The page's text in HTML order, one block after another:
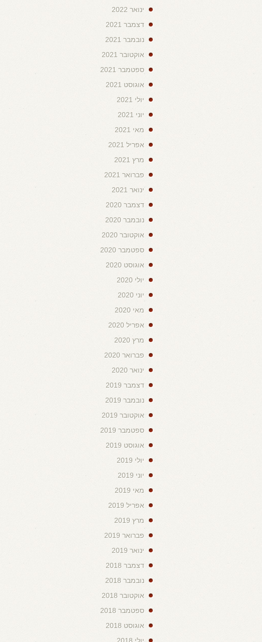
ינואר 2022
דצמבר 2021
נובמבר 2021
אוקטובר 2021
ספטמבר 2021
אוגוסט 2021
יולי 2021
יוני 2021
מאי 2021
אפריל 2021
מרץ 2021
פברואר 2021
ינואר 2021
דצמבר 2020
נובמבר 2020
אוקטובר 2020
ספטמבר 2020
אוגוסט 2020
יולי 2020
יוני 2020
מאי 2020
אפריל 2020
מרץ 2020
פברואר 2020
ינואר 2020
דצמבר 2019
נובמבר 2019
אוקטובר 2019
ספטמבר 2019
אוגוסט 2019
יולי 2019
יוני 2019
מאי 2019
אפריל 2019
מרץ 2019
פברואר 2019
ינואר 2019
דצמבר 2018
נובמבר 2018
אוקטובר 2018
ספטמבר 2018
אוגוסט 2018